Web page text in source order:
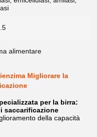
alimentare
Migliorare la
per la birra:
saccarificazione
della capacità